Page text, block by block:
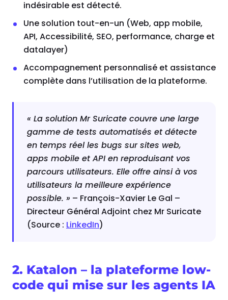
indésirable est détecté.
Une solution tout-en-un (Web, app mobile,
API, Accessibilité, SEO, performance, charge et
datalayer)
Accompagnement personnalisé et assistance
complète dans l’utilisation de la plateforme.
« La solution Mr Suricate couvre une large
gamme de tests automatisés et détecte
en temps réel les bugs sur sites web,
apps mobile et API en reproduisant vos
parcours utilisateurs. Elle offre ainsi à vos
utilisateurs la meilleure expérience
possible. » – François-Xavier Le Gal –
Directeur Général Adjoint chez Mr Suricate
(Source : LinkedIn)
2. Katalon – la plateforme low-
code qui mise sur les agents IA